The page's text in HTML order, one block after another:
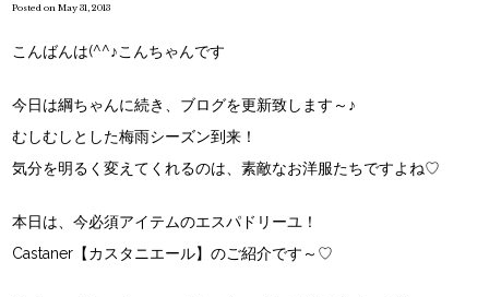
Posted on May 31, 2013
こんばんは(^^♪こんちゃんです
今日は綱ちゃんに続き、ブログを更新致します～♪
むしむしとした梅雨シーズン到来！
気分を明るく変えてくれるのは、素敵なお洋服たちですよね♡
本日は、今必須アイテムのエスパドリーユ！
Castaner【カスタニエール】のご紹介です～♡